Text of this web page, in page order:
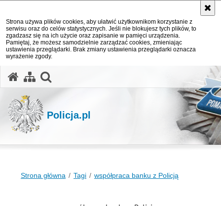
Strona używa plików cookies, aby ułatwić użytkownikom korzystanie z
serwisu oraz do celów statystycznych. Jeśli nie blokujesz tych plików, to
zgadzasz się na ich użycie oraz zapisanie w pamięci urządzenia.
Pamiętaj, że możesz samodzielnie zarządzać cookies, zmieniając
ustawienia przeglądarki. Brak zmiany ustawienia przeglądarki oznacza
wyrażenie zgody.
Policja.pl
Strona główna Tagi współpraca banku z Policją